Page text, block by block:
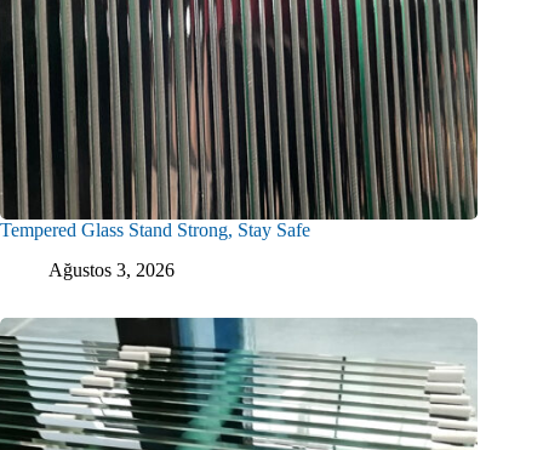
Tempered Glass Stand Strong, Stay Safe
Ağustos 3, 2026